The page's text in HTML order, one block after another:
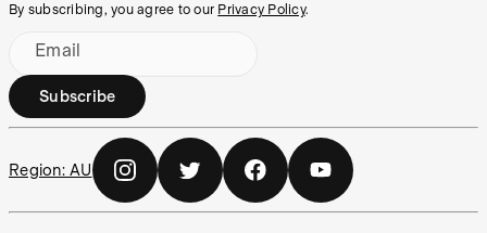
By subscribing, you agree to our Privacy Policy.
Email
Subscribe
Region: AU